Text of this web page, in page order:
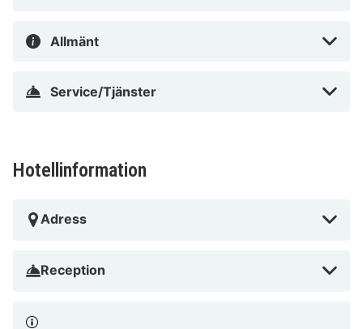
Allmänt
Service/Tjänster
Hotellinformation
Adress
Reception